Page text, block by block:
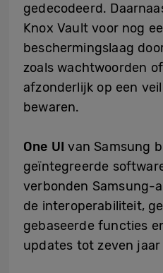
gedecodeerd.
Knox Vault voor nog
beschermingslaag
zoals wachtwoorden
afzonderlijk op een
bewaren.
One UI van Samsung
geïntegreerde
verbonden Samsung-
de interoperabiliteit,
gebaseerde functies
updates tot zeven jaar